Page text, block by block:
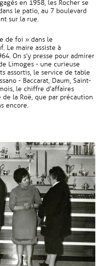
en 1958, les Rocher se
le patio, au 7 boulevard
sur la rue.
de foi » dans le
Le maire assiste à
On s’y presse pour admirer
Limoges - une curieuse
assortis, le service de table
- Baccarat, Daum, Saint-
le chiffre d’affaires
la Roë, que par précaution
encore.